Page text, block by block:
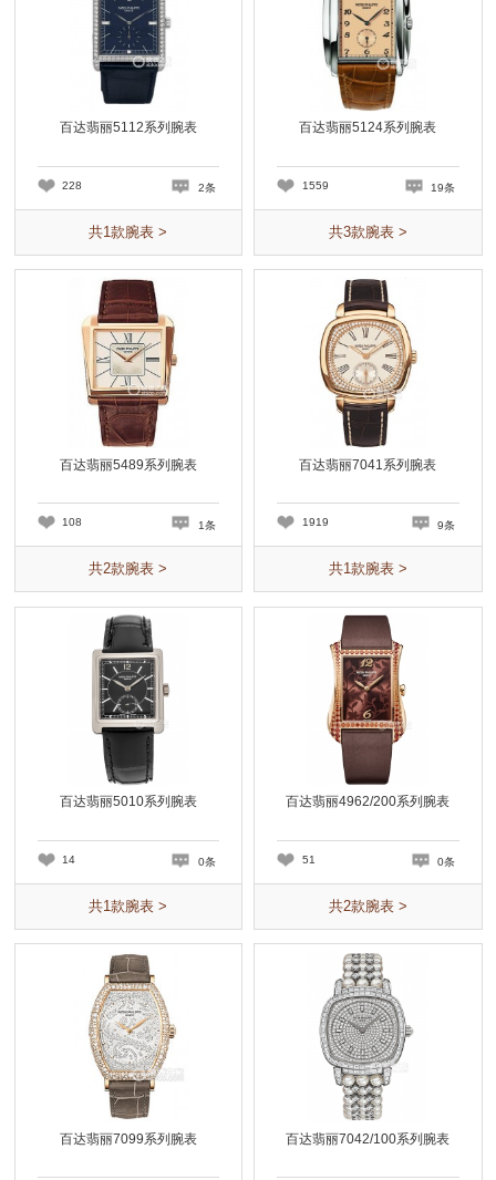
百达翡丽5112系列腕表
228 2条
共1款腕表 >
百达翡丽5124系列腕表
1559 19条
共3款腕表 >
百达翡丽5489系列腕表
108 1条
共2款腕表 >
百达翡丽7041系列腕表
1919 9条
共1款腕表 >
百达翡丽5010系列腕表
14 0条
共1款腕表 >
百达翡丽4962/200系列腕表
51 0条
共2款腕表 >
百达翡丽7099系列腕表 百达翡丽7042/100系列腕表